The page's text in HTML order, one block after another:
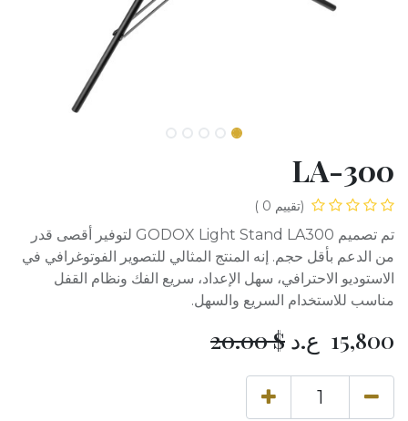
LA-300
(تقييم 0 )
تم تصميم GODOX Light Stand LA300 لتوفير أقصى قدر
من الدعم بأقل حجم. إنه المنتج المثالي للتصوير الفوتوغرافي في
الاستوديو الاحترافي، سهل الإعداد، سريع الفك ونظام القفل
مناسب للاستخدام السريع والسهل.
15,800 ع.د $
20.00